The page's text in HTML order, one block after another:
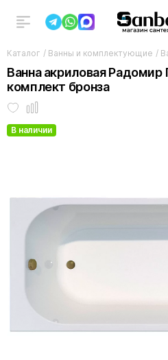
Каталог / Ванны и комплектующие /
Ванна акриловая
комплект бронза
В наличии